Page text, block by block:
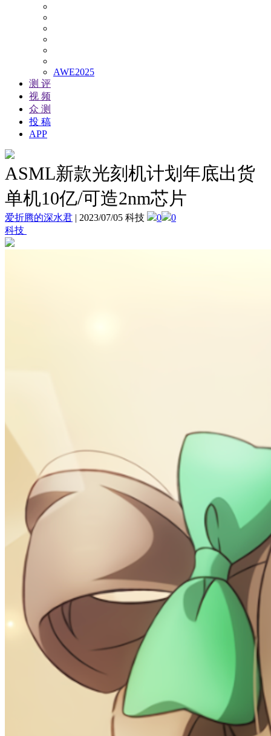
AWE2025
测 评
视 频
众 测
投 稿
APP
ASML新款光刻机计划年底出货
单机10亿/可造2nm芯片
爱折腾的深水君 | 2023/07/05 科技 0
0
科技